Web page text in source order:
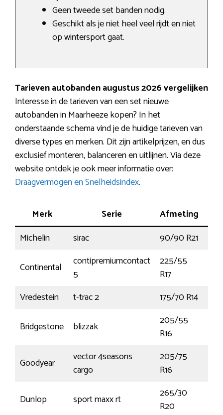
Geen tweede set banden nodig.
Geschikt als je niet heel veel rijdt en niet
op wintersport gaat.
Tarieven autobanden augustus 2026 vergelijken
Interesse in de tarieven van een set nieuwe
autobanden in Maarheeze kopen? In het
onderstaande schema vind je de huidige tarieven van
diverse types en merken. Dit zijn artikelprijzen, en dus
exclusief monteren, balanceren en uitlijnen. Via deze
website ontdek je ook meer informatie over:
Draagvermogen en Snelheidsindex.
Merk Serie Afmeting
Michelin
sirac 90/90 R21
Continental
contipremiumcontact
5
225/55
R17
Vredestein
t-trac 2 175/70 R14
Bridgestone
blizzak
205/55
R16
Goodyear
vector 4seasons
cargo
205/75
R16
Dunlop sport maxx rt
265/30
R20